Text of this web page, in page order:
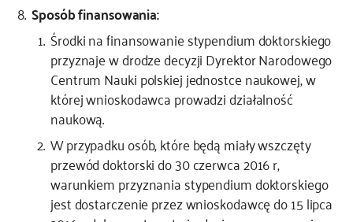
Sposób finansowania:
Środki na finansowanie stypendium doktorskiego
przyznaje w drodze decyzji Dyrektor Narodowego
Centrum Nauki polskiej jednostce naukowej, w
której wnioskodawca prowadzi działalność
naukową.
W przypadku osób, które będą miały wszczęty
przewód doktorski do 30 czerwca 2016 r,
warunkiem przyznania stypendium doktorskiego
jest dostarczenie przez wnioskodawcę do 15 lipca